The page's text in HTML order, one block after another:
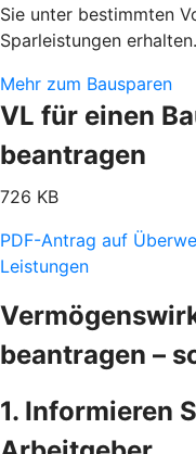
Sie unter bestimmten
Sparleistungen erhalten.
Mehr zum Bausparen
VL für einen
beantragen
726 KB
PDF-Antrag auf
Leistungen
beantragen –
1. Informieren